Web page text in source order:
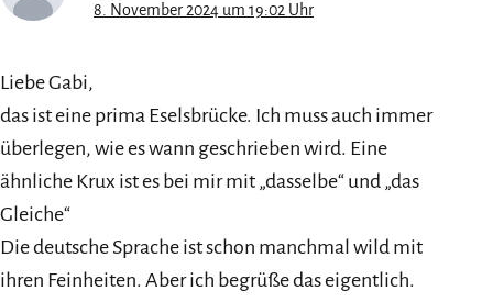
8. November 2024 um 19:02 Uhr
Liebe Gabi,
das ist eine prima Eselsbrücke. Ich muss auch immer
überlegen, wie es wann geschrieben wird. Eine
ähnliche Krux ist es bei mir mit „dasselbe“ und „das
Gleiche“
Die deutsche Sprache ist schon manchmal wild mit
ihren Feinheiten. Aber ich begrüße das eigentlich.